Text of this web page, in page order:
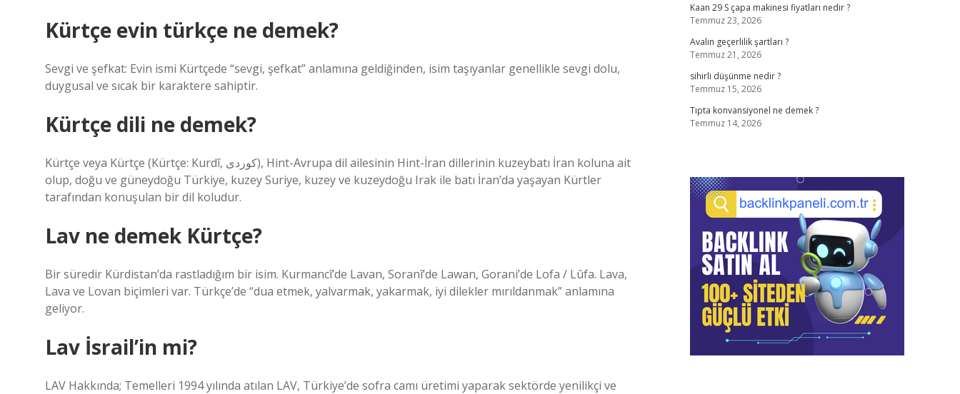
Kürtçe evin türkçe ne demek?
Sevgi ve şefkat: Evin ismi Kürtçede “sevgi, şefkat” anlamına geldiğinden, isim taşıyanlar genellikle sevgi dolu,
duygusal ve sıcak bir karaktere sahiptir.
Kürtçe dili ne demek?
Kürtçe veya Kürtçe (Kürtçe: Kurdî, کوردی), Hint-Avrupa dil ailesinin Hint-İran dillerinin kuzeybatı İran koluna ait
olup, doğu ve güneydoğu Türkiye, kuzey Suriye, kuzey ve kuzeydoğu Irak ile batı İran’da yaşayan Kürtler
tarafından konuşulan bir dil koludur.
Lav ne demek Kürtçe?
Bir süredir Kürdistan’da rastladığım bir isim. Kurmancî’de Lavan, Soranî’de Lawan, Gorani’de Lofa / Lûfa. Lava,
Lava ve Lovan biçimleri var. Türkçe’de “dua etmek, yalvarmak, yakarmak, iyi dilekler mırıldanmak” anlamına
geliyor.
Lav İsrail’in mi?
LAV Hakkında; Temelleri 1994 yılında atılan LAV, Türkiye’de sofra camı üretimi yaparak sektörde yenilikçi ve
Kaan 29 S çapa makinesi fiyatları nedir ?
Temmuz 23, 2026
Avalin geçerlilik şartları ?
Temmuz 21, 2026
sihirli düşünme nedir ?
Temmuz 15, 2026
Tıpta konvansiyonel ne demek ?
Temmuz 14, 2026